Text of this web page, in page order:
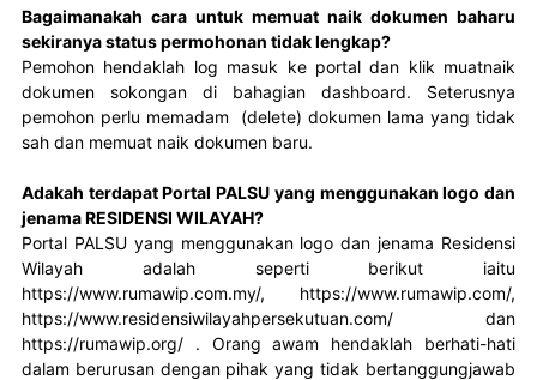
Bagaimanakah cara untuk memuat naik dokumen baharu
sekiranya status permohonan tidak lengkap?
Pemohon hendaklah log masuk ke portal dan klik muatnaik
dokumen sokongan di bahagian dashboard. Seterusnya
pemohon perlu memadam  (delete) dokumen lama yang tidak
sah dan memuat naik dokumen baru.
Adakah terdapat Portal PALSU yang menggunakan logo dan
jenama RESIDENSI WILAYAH?
Portal PALSU yang menggunakan logo dan jenama Residensi
Wilayah adalah seperti berikut iaitu
https://www.rumawip.com.my/, https://www.rumawip.com/,
https://www.residensiwilayahpersekutuan.com/ dan
https://rumawip.org/ . Orang awam hendaklah berhati-hati
dalam berurusan dengan pihak yang tidak bertanggungjawab